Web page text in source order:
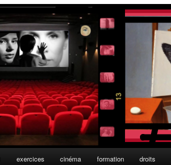
exercices cinéma formation droits